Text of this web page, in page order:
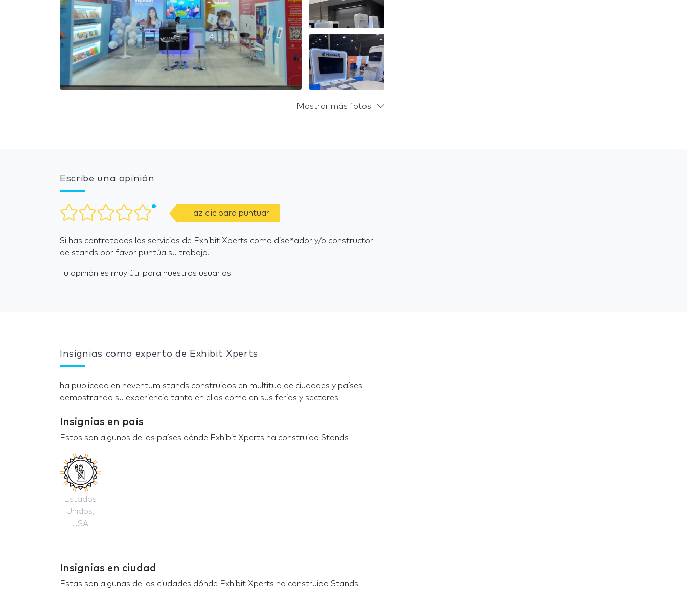
Mostrar más fotos
Escribe una opinión
Haz clic para puntuar
Si has contratados los servicios de Exhibit Xperts como diseñador y/o constructor
de stands por favor puntúa su trabajo.
Tu opinión es muy útil para nuestros usuarios.
Insignias como experto de Exhibit Xperts
ha publicado en neventum stands construidos en multitud de ciudades y países
demostrando su experiencia tanto en ellas como en sus ferias y sectores.
Insignias en país
Estos son algunos de las países dónde Exhibit Xperts ha construido Stands
Estados
Unidos,
USA
Insignias en ciudad
Estas son algunas de las ciudades dónde Exhibit Xperts ha construido Stands